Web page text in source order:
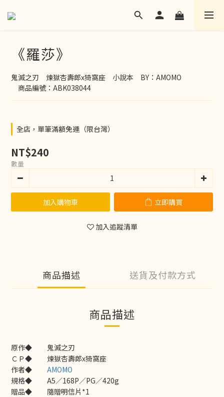
《羅莎》
鬼滅之刃　煉獄杏壽郎x猗窩座　小說本　BY：AMOMO
商品編號：ABK038044
全店，單筆滿額免運（限台灣）
NT$240
數量
加入購物車 立即購買
加入追蹤清單
商品描述 送貨及付款方式
商品描述
原作◆
鬼滅之刃
ＣＰ◆
煉獄杏壽郎x猗窩座
作者◆
AMOMO
規格◆
A5／168P／PG／420g
贈品◆
隨贈明信片*1